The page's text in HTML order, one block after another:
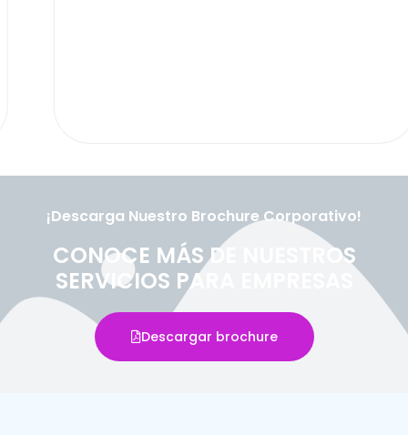
¡Descarga Nuestro Brochure Corporativo!
CONOCE MÁS DE NUESTROS
SERVICIOS PARA EMPRESAS
Descargar brochure